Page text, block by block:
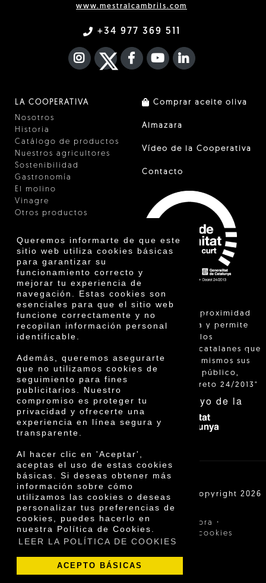
Queremos informarte de que este
sitio web utiliza cookies básicas
para garantizar su
funcionamiento correcto y
mejorar tu experiencia de
navegación. Estas cookies son
esenciales para que el sitio web
funcione correctamente y no
recopilan información personal
identificable.
Además, queremos asegurarte
que no utilizamos cookies de
seguimiento para fines
publicitarios. Nuestro
compromiso es proteger tu
privacidad y ofrecerte una
experiencia en línea segura y
transparente.
Al hacer clic en 'Aceptar',
aceptas el uso de estas cookies
básicas. Si deseas obtener más
información sobre cómo
utilizamos las cookies o deseas
personalizar tus preferencias de
cookies, puedes hacerlo en
nuestra Política de Cookies.
LEER LA POLÍTICA DE COOKIES
ACEPTO BÁSICAS
www.mestralcambrils.com
+34 977 369 511
INSTAGRAM
TWITTER
FACEBOOK F
YOUTUBEFA LINKEDIN
LA COOPERATIVA
Nosotros
Historia
Catálogo de productos
Nuestros agricultores
Sostenibilidad
Gastronomía
El molino
Vinagre
Otros productos
Premios
Innovación
Comprar aceite oliva
Almazara
Vídeo de la Cooperativa
Contacto
"La venta de proximidad
está regulada y permite
identificar a los
agricultores catalanes que
venden ellos mismos sus
productos al público,
según el Decreto 24/2013"
Con el apoyo de la
Cooperativa Agrícola de Cambrils SCCL | Copyright 2026
Aviso legal· Condiciones de compra ·
Política de privacidad · Política de cookies